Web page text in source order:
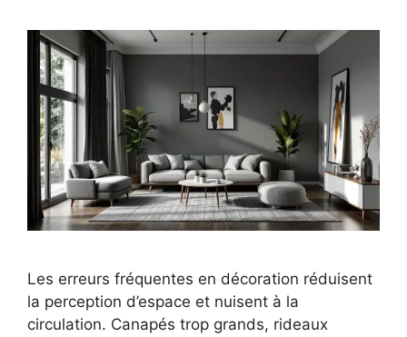
Les erreurs fréquentes en décoration réduisent
la perception d’espace et nuisent à la
circulation. Canapés trop grands, rideaux